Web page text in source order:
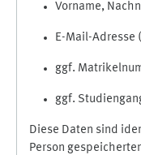
Vorname,
E-Mail-Adresse
ggf.
ggf.
Diese Daten sind
Person